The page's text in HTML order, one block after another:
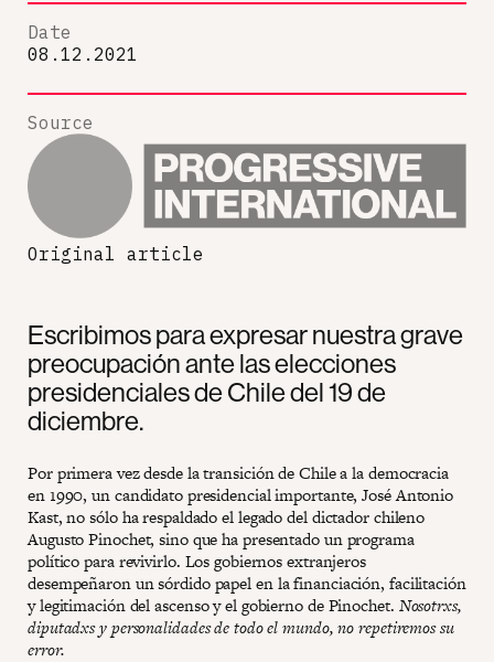
Escribimos para expresar nuestra grave
preocupación ante las elecciones
presidenciales de Chile del 19 de
diciembre.
Por primera vez desde la transición de Chile a la democracia
en 1990, un candidato presidencial importante, José Antonio
Kast, no sólo ha respaldado el legado del dictador chileno
Augusto Pinochet, sino que ha presentado un programa
político para revivirlo. Los gobiernos extranjeros
desempeñaron un sórdido papel en la financiación, facilitación
y legitimación del ascenso y el gobierno de Pinochet. Nosotrxs,
diputadxs y personalidades de todo el mundo, no repetiremos su
error.
Date
08.12.2021
Source
Original article